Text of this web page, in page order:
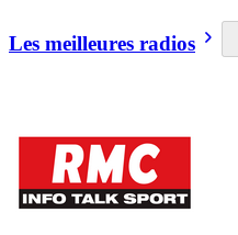
Les meilleures radios